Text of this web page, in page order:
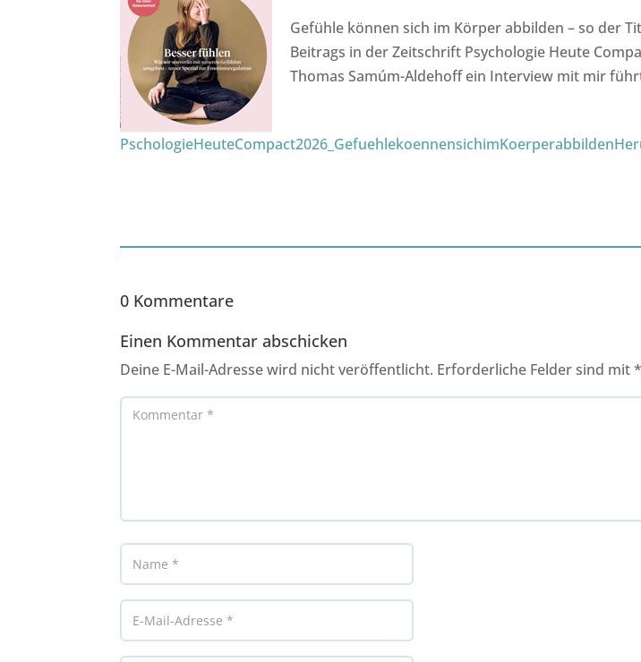
Gefühle können sich im Körper abbilden – so der
Beitrags in der Zeitschrift Psychologie Heute
Thomas Samúm-Aldehoff ein Interview mit mir
PschologieHeuteCompact2026_GefuehlekoennensichimKoerperabbilden
0 Kommentare
Einen Kommentar abschicken
Deine E-Mail-Adresse wird nicht veröffentlicht. Erforderliche Felder sind mit*